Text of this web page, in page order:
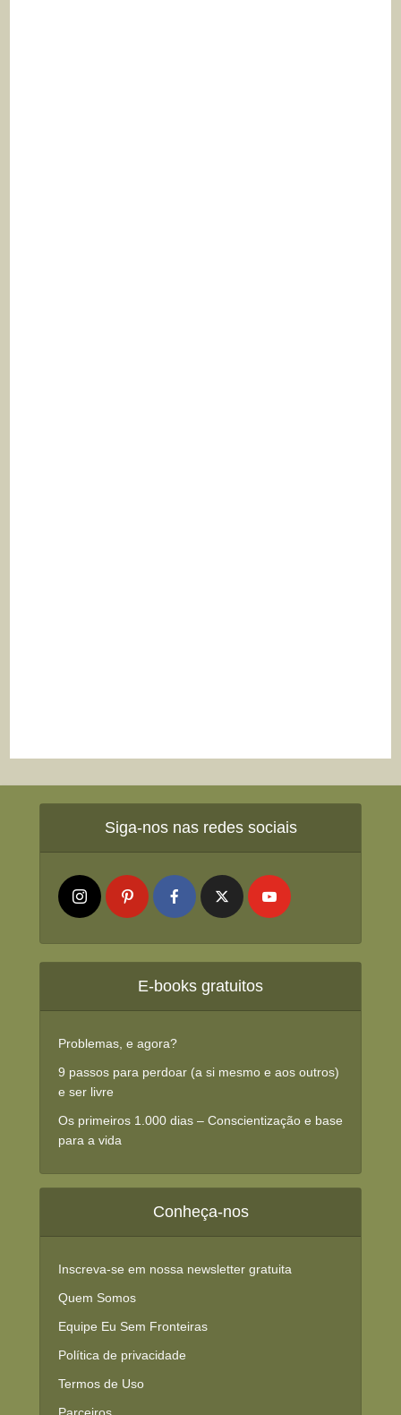
Siga-nos nas redes sociais
E-books gratuitos
Problemas, e agora?
9 passos para perdoar (a si mesmo e aos outros)
e ser livre
Os primeiros 1.000 dias – Conscientização e base
para a vida
Conheça-nos
Inscreva-se em nossa newsletter gratuita
Quem Somos
Equipe Eu Sem Fronteiras
Política de privacidade
Termos de Uso